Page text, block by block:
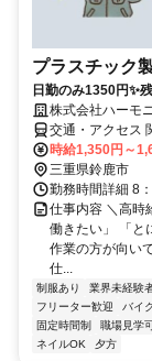
プラスチック
日勤のみ1350円✨
株式会社ハーモ
交通・アクセス
時給1,350円～
三重県鈴鹿市
勤務時間詳細 8
仕事内容 ＼高時
働きたい」 「と
作業の方が向い
仕...
制服あり 業界未経験
フリーター歓迎
バイ
固定時間制
職場見学
ネイルOK
夕方